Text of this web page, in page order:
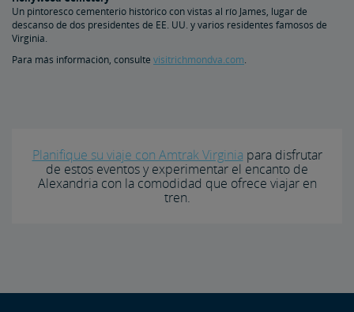
Un pintoresco cementerio histórico con vistas al río James, lugar de
descanso de dos presidentes de EE. UU. y varios residentes famosos de
Virginia.
Para más información, consulte visitrichmondva.com.
Planifique su viaje con Amtrak Virginia para disfrutar
de estos eventos y experimentar el encanto de
Alexandria con la comodidad que ofrece viajar en
tren.